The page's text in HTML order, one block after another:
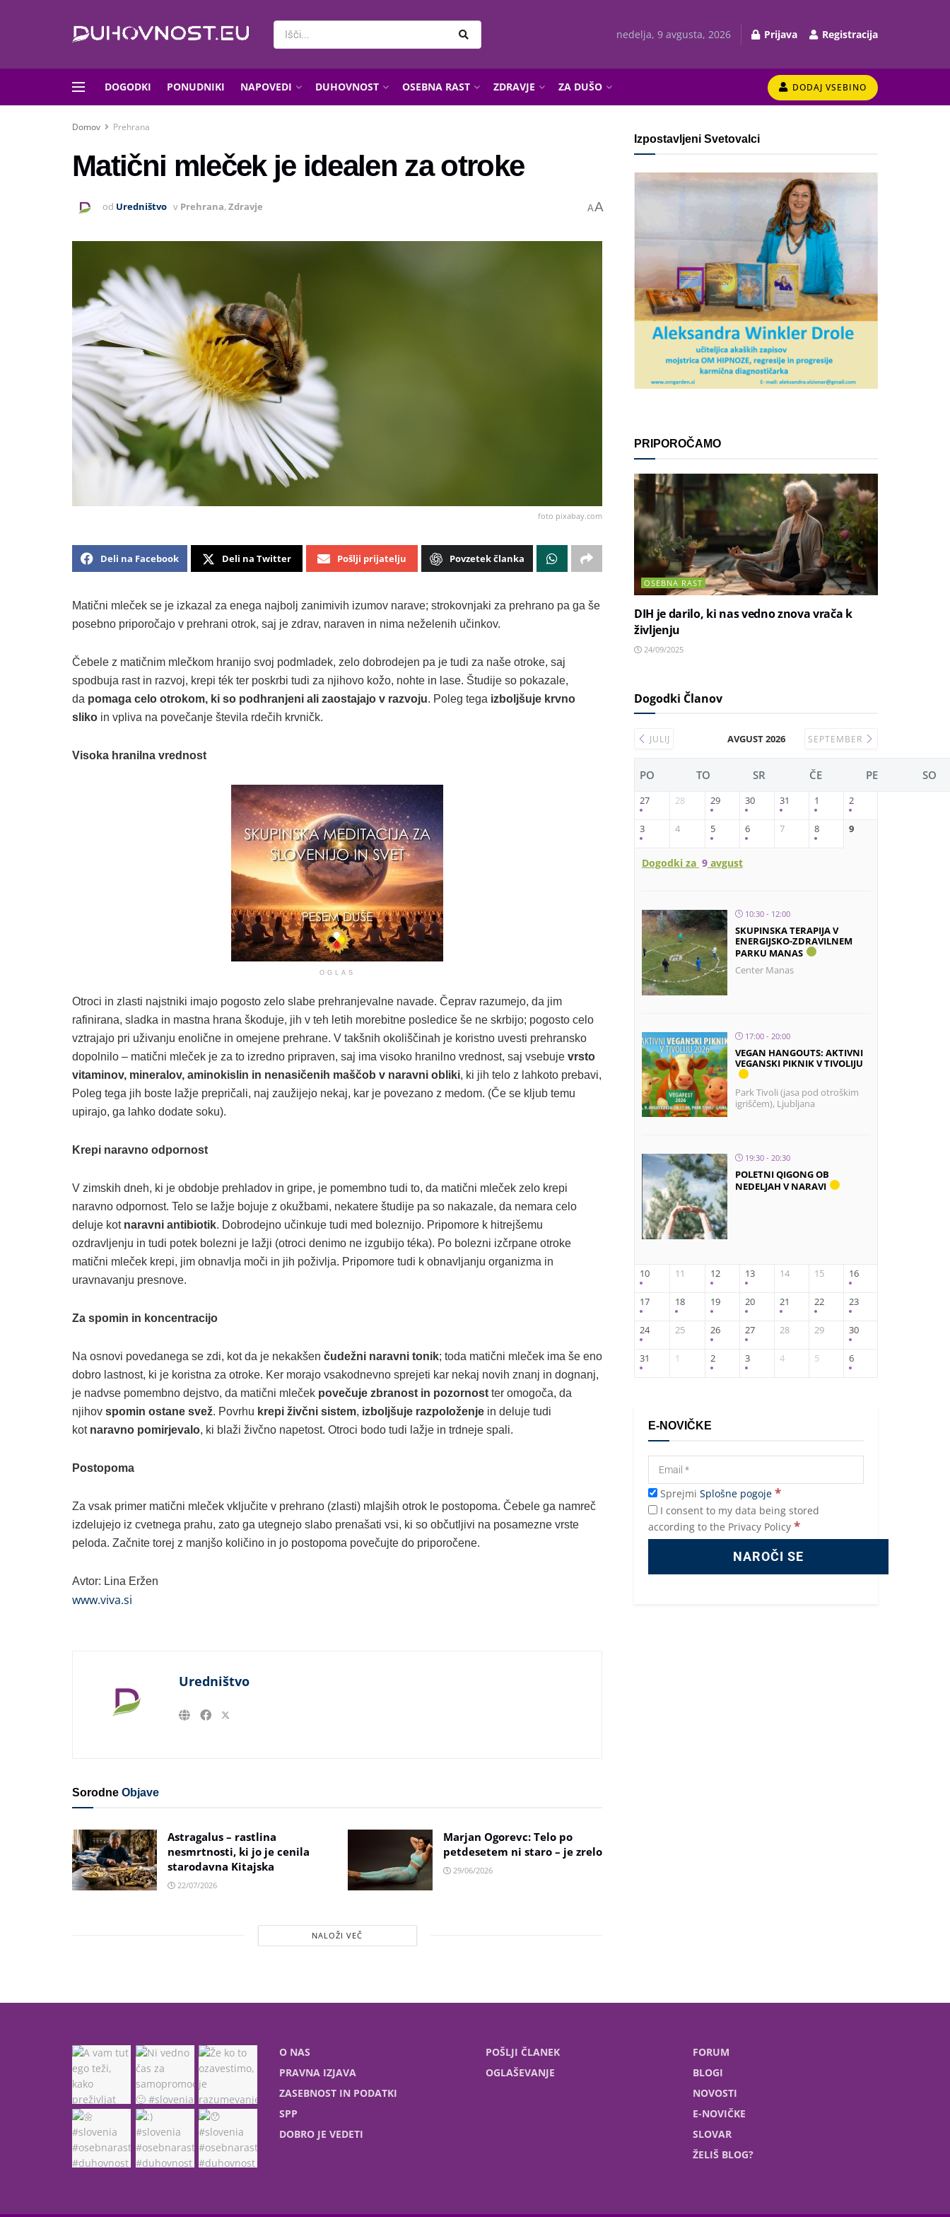
nedelja, 9 avgusta, 2026 Prijava Registracija
DOGODKI PONUDNIKI NAPOVEDI DUHOVNOST OSEBNA RAST ZDRAVJE ZA DUŠO DODAJ VSEBINO
Domov Prehrana
Matični mleček je idealen za otroke
od Uredništvo v Prehrana,Zdravje AA
foto pixabay.com
Deli na Facebook Deli na Twitter Pošlji prijatelju Povzetek članka
Matični mleček se je izkazal za enega najbolj zanimivih izumov narave; strokovnjaki za prehrano pa ga še
posebno priporočajo v prehrani otrok, saj je zdrav, naraven in nima neželenih učinkov.
Čebele z matičnim mlečkom hranijo svoj podmladek, zelo dobrodejen pa je tudi za naše otroke, saj
spodbuja rast in razvoj, krepi ték ter poskrbi tudi za njihovo kožo, nohte in lase. Študije so pokazale,
da pomaga celo otrokom, ki so podhranjeni ali zaostajajo v razvoju. Poleg tega izboljšuje krvno
sliko in vpliva na povečanje števila rdečih krvničk.
Visoka hranilna vrednost
OGLAS
Otroci in zlasti najstniki imajo pogosto zelo slabe prehranjevalne navade. Čeprav razumejo, da jim
rafinirana, sladka in mastna hrana škoduje, jih v teh letih morebitne posledice še ne skrbijo; pogosto celo
vztrajajo pri uživanju enolične in omejene prehrane. V takšnih okoliščinah je koristno uvesti prehransko
dopolnilo – matični mleček je za to izredno pripraven, saj ima visoko hranilno vrednost, saj vsebuje vrsto
vitaminov, mineralov, aminokislin in nenasičenih maščob v naravni obliki, ki jih telo z lahkoto prebavi,
Poleg tega jih boste lažje prepričali, naj zaužijejo nekaj, kar je povezano z medom. (Če se kljub temu
upirajo, ga lahko dodate soku).
Krepi naravno odpornost
V zimskih dneh, ki je obdobje prehladov in gripe, je pomembno tudi to, da matični mleček zelo krepi
naravno odpornost. Telo se lažje bojuje z okužbami, nekatere študije pa so nakazale, da nemara celo
deluje kot naravni antibiotik. Dobrodejno učinkuje tudi med boleznijo. Pripomore k hitrejšemu
ozdravljenju in tudi potek bolezni je lažji (otroci denimo ne izgubijo téka). Po bolezni izčrpane otroke
matični mleček krepi, jim obnavlja moči in jih poživlja. Pripomore tudi k obnavljanju organizma in
uravnavanju presnove.
Za spomin in koncentracijo
Na osnovi povedanega se zdi, kot da je nekakšen čudežni naravni tonik; toda matični mleček ima še eno
dobro lastnost, ki je koristna za otroke. Ker morajo vsakodnevno sprejeti kar nekaj novih znanj in dognanj,
je nadvse pomembno dejstvo, da matični mleček povečuje zbranost in pozornost ter omogoča, da
njihov spomin ostane svež. Povrhu krepi živčni sistem, izboljšuje razpoloženje in deluje tudi
kot naravno pomirjevalo, ki blaži živčno napetost. Otroci bodo tudi lažje in trdneje spali.
Postopoma
Za vsak primer matični mleček vključite v prehrano (zlasti) mlajših otrok le postopoma. Čebele ga namreč
izdelujejo iz cvetnega prahu, zato ga utegnejo slabo prenašati vsi, ki so občutljivi na posamezne vrste
peloda. Začnite torej z manjšo količino in jo postopoma povečujte do priporočene.
Avtor: Lina Eržen
www.viva.si
Uredništvo
Sorodne Objave
Astragalus – rastlina
nesmrtnosti, ki jo je cenila
starodavna Kitajska
22/07/2026
Marjan Ogorevc: Telo po
petdesetem ni staro – je zrelo
29/06/2026
NALOŽI VEČ
Izpostavljeni Svetovalci
PRIPOROČAMO
OSEBNA RAST
DIH je darilo, ki nas vedno znova vrača k
življenju
24/09/2025
Dogodki Članov
JULIJ AVGUST 2026 SEPTEMBER
PO TO SR ČE PE SO
27 28 29 30 31 1 2
3 4 5 6 7 8 9
Dogodki za 9 avgust
10:30 - 12:00
SKUPINSKA TERAPIJA V
ENERGIJSKO-ZDRAVILNEM
PARKU MANAS
Center Manas
17:00 - 20:00
VEGAN HANGOUTS: AKTIVNI
VEGANSKI PIKNIK V TIVOLIJU
Park Tivoli (jasa pod otroškim
igriščem), Ljubljana
19:30 - 20:30
POLETNI QIGONG OB
NEDELJAH V NARAVI
10 11 12 13 14 15 16
17 18 19 20 21 22 23
24 25 26 27 28 29 30
31 1 2 3 4 5 6
E-NOVIČKE
Sprejmi Splošne pogoje *
I consent to my data being stored
according to the Privacy Policy *
O NAS
PRAVNA IZJAVA
ZASEBNOST IN PODATKI
SPP
DOBRO JE VEDETI
POŠLJI ČLANEK
OGLAŠEVANJE
FORUM
BLOGI
NOVOSTI
E-NOVIČKE
SLOVAR
ŽELIŠ BLOG?